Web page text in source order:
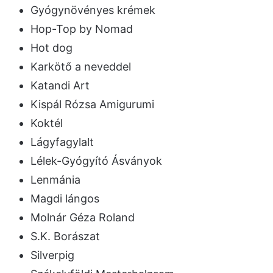
Gyógynövényes krémek
Hop-Top by Nomad
Hot dog
Karkötő a neveddel
Katandi Art
Kispál Rózsa Amigurumi
Koktél
Lágyfagylalt
Lélek-Gyógyító Ásványok
Lenmánia
Magdi lángos
Molnár Géza Roland
S.K. Borászat
Silverpig